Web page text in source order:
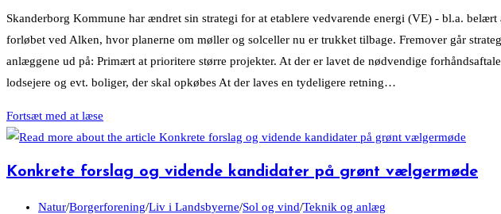
Skanderborg Kommune har ændret sin strategi for at etablere vedvarende energi (VE) - bl.a.
forløbet ved Alken, hvor planerne om møller og solceller nu er trukket tilbage. Fremover går
anlæggene ud på: Primært at prioritere større projekter. At der er lavet de nødvendige
lodsejere og evt. boliger, der skal opkøbes At der laves en tydeligere retning…
Fortsæt med at læse
med
dialogfase,
når
Konkrete forslag og vidende kandidater på grønt vælgermøde
Post
Natur/Borgerforening/Liv i Landsbyerne/Sol og vind/Teknik og anlæg